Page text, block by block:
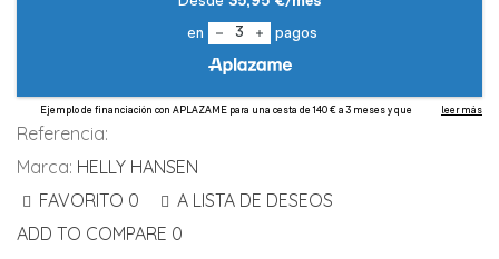
Referencia:
Marca: HELLY HANSEN
FAVORITO 0
A LISTA DE DESEOS
ADD TO COMPARE 0